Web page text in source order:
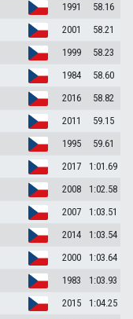
1991
58.16
2001
58.21
1999
58.23
1984
58.60
2016
58.82
2011
59.15
1995
59.61
2017
1:01.69
2008
1:02.58
2007
1:03.51
2014
1:03.54
2000
1:03.64
1983
1:03.93
2015
1:04.25